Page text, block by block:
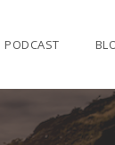
PODCAST